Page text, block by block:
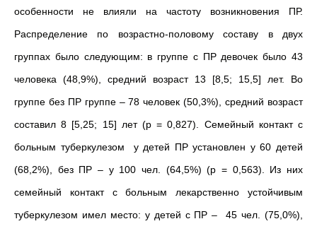
особенности не влияли на частоту возникновения ПР.
Распределение по возрастно-половому составу в двух
группах было следующим: в группе с ПР девочек было 43
человека (48,9%), средний возраст 13 [8,5; 15,5] лет. Во
группе без ПР группе – 78 человек (50,3%), средний возраст
составил 8 [5,25; 15] лет (p = 0,827).
Семейный контакт с
больным туберкулезом у детей ПР установлен у 60 детей
(68,2%), без ПР – у 100 чел. (64,5%) (p = 0,563). Из них
семейный контакт с больным лекарственно устойчивым
туберкулезом имел место: у детей с ПР– 45 чел. (75,0%),